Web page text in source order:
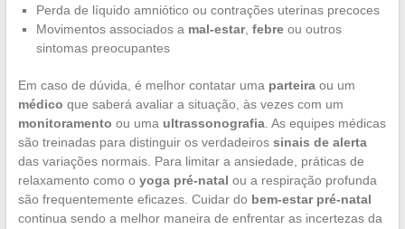
Perda de líquido amniótico ou contrações uterinas precoces
Movimentos associados a mal-estar, febreou outros
sintomas preocupantes
Em caso de dúvida, é melhor contatar uma parteiraou um
médico que saberá avaliar a situação, às vezes com um
monitoramento ou uma ultrassonografia. As equipes médicas
são treinadas para distinguir os verdadeiros sinais de alerta
das variações normais. Para limitar a ansiedade, práticas de
relaxamento como o yoga pré-natal ou a respiração profunda
são frequentemente eficazes. Cuidar do bem-estar pré-natal
continua sendo a melhor maneira de enfrentar as incertezas da